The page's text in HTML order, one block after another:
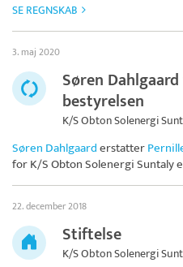
SE REGNSKAB
3. maj 2020
Søren
bestyrelsen
K/S Obton Solenergi
Søren Dahlgaarderstatter
forK/S Obton Solenergi Suntaly
22. december 2018
Stiftelse
K/S Obton Solenergi